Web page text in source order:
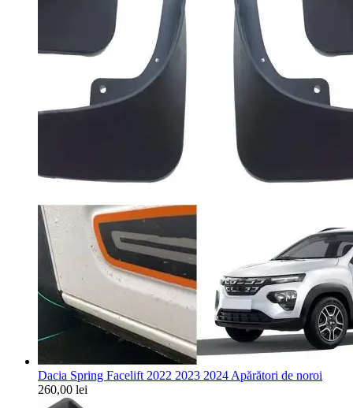
Dacia Spring Facelift 2022 2023 2024 Apărători de noroi
260,00 lei